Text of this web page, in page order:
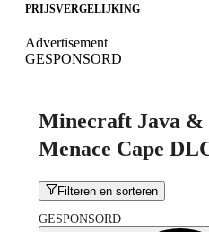
PRIJSVERGELIJKING
Advertisement
GESPONSORD
Minecraft Java &
Menace Cape
Filteren en sorteren
GESPONSORD